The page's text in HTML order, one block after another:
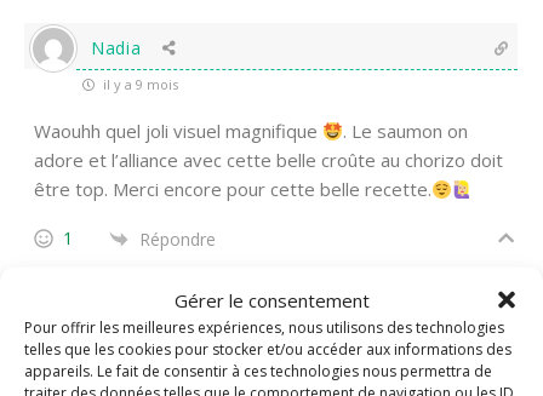
Gérer le consentement
Pour offrir les meilleures expériences, nous utilisons des technologies
telles que les cookies pour stocker et/ou accéder aux informations des
appareils. Le fait de consentir à ces technologies nous permettra de
Nadia
il y a 9 mois
Waouhh quel joli visuel magnifique
. Le saumon on
adore et l’alliance avec cette belle croûte au chorizo doit
être top. Merci encore pour cette belle recette.
1 Répondre
Nadine Administrateur
Répondre àNadia il y a 9 mois